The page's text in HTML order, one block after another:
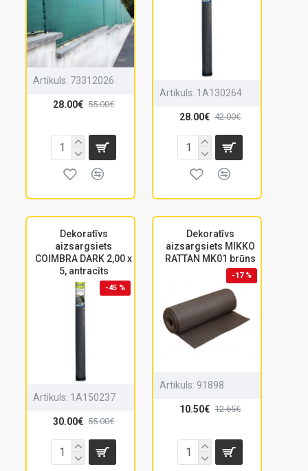
Artikuls: 73312026
28.00€ 55.00€
Artikuls: 1A130264
28.00€ 42.00€
Dekoratīvs
aizsargsiets
COIMBRA DARK 2,00 x
5, antracīts
-45 %
Artikuls: 1A150237
30.00€ 55.00€
Dekoratīvs
aizsargsiets MIKKO
RATTAN MK01 brūns
-17 %
Artikuls: 91898
10.50€ 12.65€